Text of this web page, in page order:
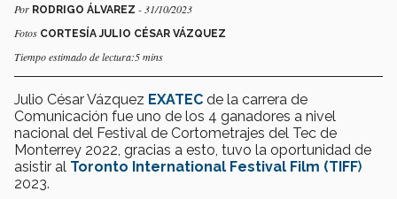
Por RODRIGO ÁLVAREZ - 31/10/2023
Fotos CORTESÍA JULIO CÉSAR VÁZQUEZ
Tiempo estimado de lectura:5 mins
Julio César Vázquez EXATEC de la carrera de
Comunicación fue uno de los 4 ganadores a nivel
nacional del Festival de Cortometrajes del Tec de
Monterrey 2022, gracias a esto, tuvo la oportunidad de
asistir al Toronto International Festival Film (TIFF)
2023.